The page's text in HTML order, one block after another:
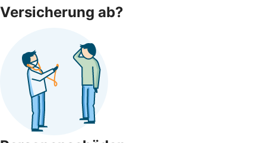
Versicherung ab?